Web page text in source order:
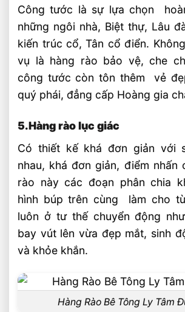
Công tước là sự lựa chọn
những ngôi nhà, Biệt thự, Lâu
kiến trúc cổ, Tân cổ điển.
vụ là hàng rào bảo vệ, che
công tước còn tôn thêm vẻ
quý phái, đẳng cấp Hoàng gia
5.Hàng rào lục giác
Có thiết kế khá đơn giản với
nhau, khá đơn giản, điểm nhấn
rào này các đoạn phân chia
hình búp trên cùng làm cho
luôn ở tư thế chuyển động
bay vút lên vừa đẹp mắt, sinh
và khỏe khắn.
Hàng Rào Bê Tông Ly Tâm